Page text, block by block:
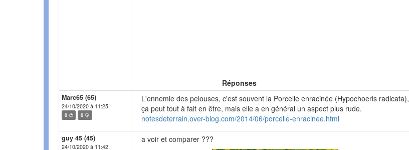
Réponses
Marc65 (65)
24/10/2020 à 11:25
0 0
L'ennemie des pelouses, c'est souvent la Porcelle enracinée (Hypochoeris radicata),
ça peut tout à fait en être, mais elle a en général un aspect plus rude.
notesdeterrain.over-blog.com/2014/06/porcelle-enracinee.html
guy 45 (45)
24/10/2020 à 11:42
a voir et comparer ???